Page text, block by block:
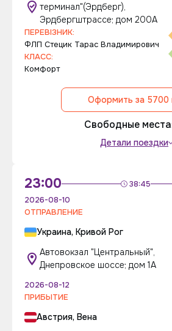
терминал"(Эрдберг),
Эрдбергштрассе; дом 200А
ПЕРЕВІЗНИК:
ФЛП Стецик Тарас Владимирович
КЛАСС:
Комфорт
Оформить за 5700
Свободные
Детали поездки
23:00 38:45
2026-08-10
ОТПРАВЛЕНИЕ
Украина, Кривой Рог
Автовокзал "Центральный",
Днепровское шоссе; дом 1А
2026-08-12
ПРИБЫТИЕ
Австрия, Вена